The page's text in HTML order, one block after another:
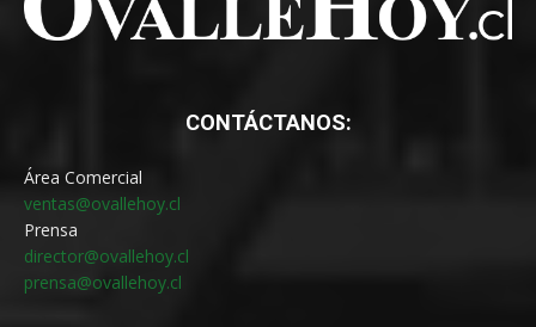
CONTÁCTANOS:
Área Comercial
ventas@ovallehoy.cl
Prensa
director@ovallehoy.cl
prensa@ovallehoy.cl